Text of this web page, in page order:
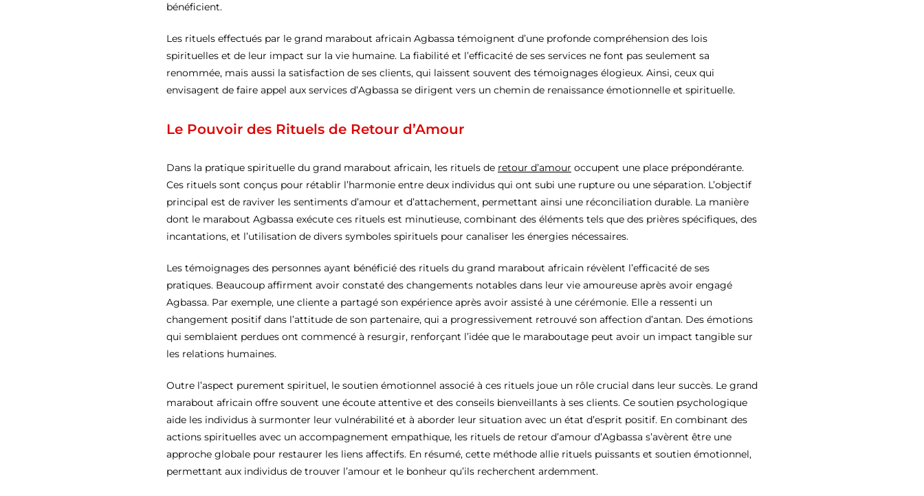
bénéficient.
Les rituels effectués par le grand marabout africain Agbassa témoignent d’une profonde compréhension des lois
spirituelles et de leur impact sur la vie humaine. La fiabilité et l’efficacité de ses services ne font pas seulement sa
renommée, mais aussi la satisfaction de ses clients, qui laissent souvent des témoignages élogieux. Ainsi, ceux qui
envisagent de faire appel aux services d’Agbassa se dirigent vers un chemin de renaissance émotionnelle et spirituelle.
Le Pouvoir des Rituels de Retour d’Amour
Dans la pratique spirituelle du grand marabout africain, les rituels de retour d’amour occupent une place prépondérante.
Ces rituels sont conçus pour rétablir l’harmonie entre deux individus qui ont subi une rupture ou une séparation. L’objectif
principal est de raviver les sentiments d’amour et d’attachement, permettant ainsi une réconciliation durable. La manière
dont le marabout Agbassa exécute ces rituels est minutieuse, combinant des éléments tels que des prières spécifiques, des
incantations, et l’utilisation de divers symboles spirituels pour canaliser les énergies nécessaires.
Les témoignages des personnes ayant bénéficié des rituels du grand marabout africain révèlent l’efficacité de ses
pratiques. Beaucoup affirment avoir constaté des changements notables dans leur vie amoureuse après avoir engagé
Agbassa. Par exemple, une cliente a partagé son expérience après avoir assisté à une cérémonie. Elle a ressenti un
changement positif dans l’attitude de son partenaire, qui a progressivement retrouvé son affection d’antan. Des émotions
qui semblaient perdues ont commencé à resurgir, renforçant l’idée que le maraboutage peut avoir un impact tangible sur
les relations humaines.
Outre l’aspect purement spirituel, le soutien émotionnel associé à ces rituels joue un rôle crucial dans leur succès. Le grand
marabout africain offre souvent une écoute attentive et des conseils bienveillants à ses clients. Ce soutien psychologique
aide les individus à surmonter leur vulnérabilité et à aborder leur situation avec un état d’esprit positif. En combinant des
actions spirituelles avec un accompagnement empathique, les rituels de retour d’amour d’Agbassa s’avèrent être une
approche globale pour restaurer les liens affectifs. En résumé, cette méthode allie rituels puissants et soutien émotionnel,
permettant aux individus de trouver l’amour et le bonheur qu’ils recherchent ardemment.